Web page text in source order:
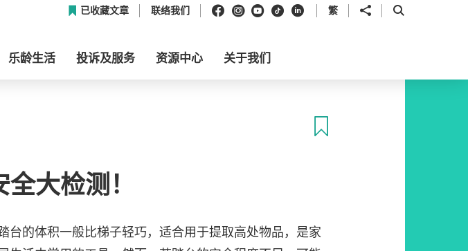
已收藏文章 联络我们 Facebook
Instagram
Youtube
抖音领英 繁 分享到 开启搜寻框
乐龄生活 投诉及服务 资源中心 关于我们
大检测！
台的体积一般比梯子轻巧，适合用于提取高处物品，是家